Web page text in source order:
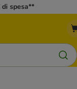
di spesa**